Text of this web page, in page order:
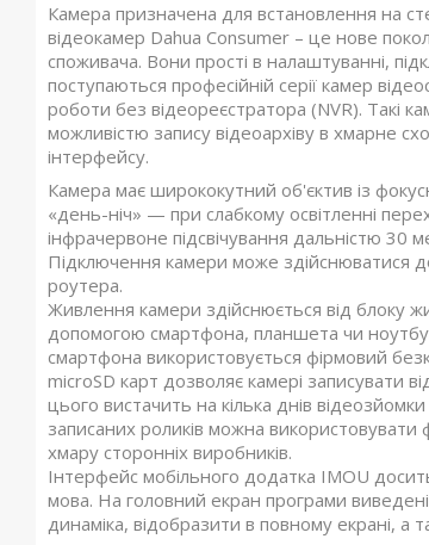
Камера призначена для встановлення на
відеокамер Dahua Consumer – це нове
споживача. Вони прості в налаштуванні,
поступаються професійній серії камер
роботи без відеореєстратора (NVR). Такі
можливістю запису відеоархіву в хмарне
інтерфейсу.
Камера має ширококутний об'єктив із
«день-ніч» — при слабкому освітленні
інфрачервоне підсвічування дальністю 30
Підключення камери може здійснюватися
роутера.
Живлення камери здійснюється від блоку
допомогою смартфона, планшета чи
смартфона використовується фірмовий
microSD карт дозволяє камері записувати
цього вистачить на кілька днів
записаних роликів можна
хмару сторонніх виробників.
Інтерфейс мобільного додатка IMOU
мова. На головний екран програми виведені
динаміка, відобразити в повному екрані, а